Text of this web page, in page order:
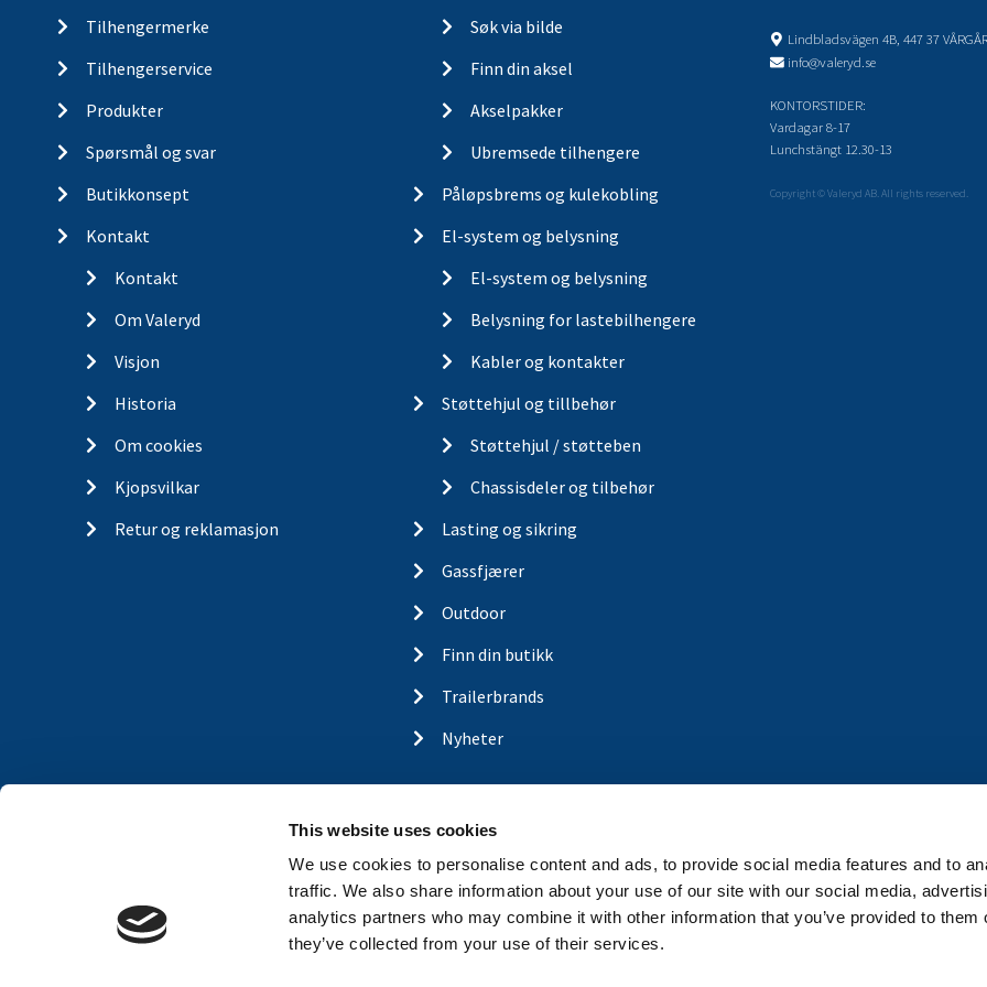
This website uses cookies
We use cookies to personalise content and ads, to provide social media features and to
traffic. We also share information about your use of our site with our social media,
analytics partners who may combine it with other information that you’ve provided to them
they’ve collected from your use of their services.
Tilhengermerke
Tilhengerservice
Produkter
Spørsmål og svar
Butikkonsept
Kontakt
Kontakt
Om Valeryd
Visjon
Historia
Om cookies
Kjopsvilkar
Retur og reklamasjon
Søk via bilde
Finn din aksel
Akselpakker
Ubremsede tilhengere
Påløpsbrems og kulekobling
El-system og belysning
El-system og belysning
Belysning for lastebilhengere
Kabler og kontakter
Støttehjul og tillbehør
Støttehjul / støtteben
Chassisdeler og tilbehør
Lasting og sikring
Gassfjærer
Outdoor
Finn din butikk
Trailerbrands
Nyheter
Lindbladsvägen 4B, 447 37
info@valeryd.se
KONTORSTIDER:
Vardagar 8-17
Lunchstängt 12.30-13
Copyright © Valeryd AB. All rights reserved.